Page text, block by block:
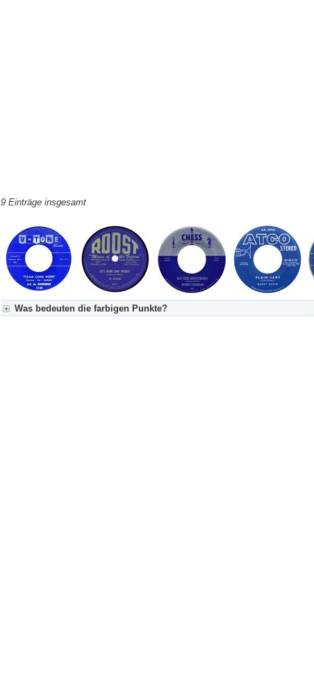
9 Einträge insgesamt
Was bedeuten die farbigen Punkte?